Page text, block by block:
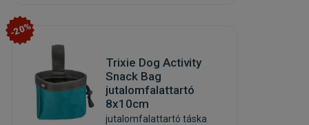
-20%
Trixie Dog Activity
Snack Bag
jutalomfalattartó
8x10cm
jutalomfalattartó táska